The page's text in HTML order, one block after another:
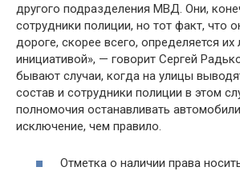
другого подразделения МВД. Они,
сотрудники полиции, но тот факт, что
дороге, скорее всего, определяется их
инициативой», — говорит Сергей
бывают случаи, когда на улицы
состав и сотрудники полиции в этом
полномочия останавливать
исключение, чем правило.
Отметка о наличии права